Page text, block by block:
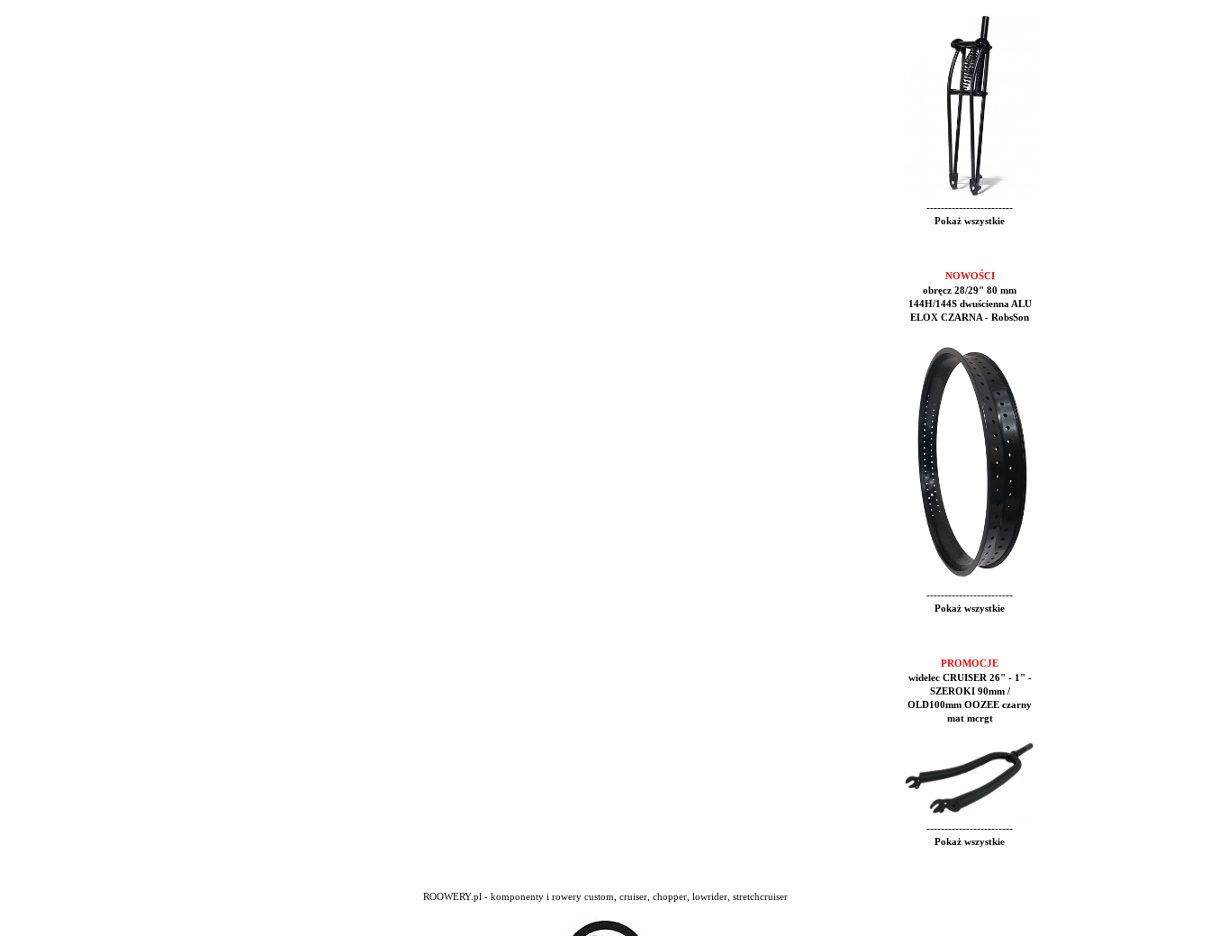
------------------------
Pokaż wszystkie
NOWOŚCI
obręcz 28/29" 80 mm
144H/144S dwuścienna ALU
ELOX CZARNA - RobsSon
------------------------
Pokaż wszystkie
PROMOCJE
widelec CRUISER 26" - 1" -
SZEROKI 90mm /
OLD100mm OOZEE czarny
mat mcrgt
------------------------
Pokaż wszystkie
ROOWERY.pl - komponenty i rowery custom, cruiser, chopper, lowrider, stretchcruiser